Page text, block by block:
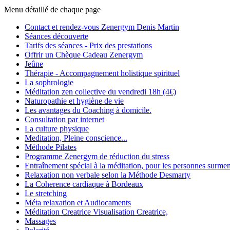
Menu détaillé de chaque page
Contact et rendez-vous Zenergym Denis Martin
Séances découverte
Tarifs des séances - Prix des prestations
Offrir un Chèque Cadeau Zenergym
Jeûne
Thérapie - Accompagnement holistique spirituel
La sophrologie
Méditation zen collective du vendredi 18h (4€)
Naturopathie et hygiène de vie
Les avantages du Coaching à domicile.
Consultation par internet
La culture physique
Meditation, Pleine conscience...
Méthode Pilates
Programme Zenergym de réduction du stress
Entraînement spécial à la méditation, pour les personnes
Relaxation non verbale selon la Méthode Desmarty
La Coherence cardiaque à Bordeaux
Le stretching
Méta relaxation et Audiocaments
Méditation Creatrice Visualisation Creatrice,
Massages